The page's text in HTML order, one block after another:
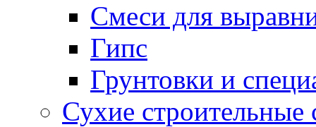
Смеси для
Гипс
Грунтовки и
Сухие